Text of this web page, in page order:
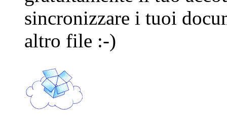
sincronizzare i tuoi
altro file :-)